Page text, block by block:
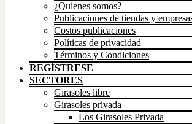
¿Quienes somos?
Publicaciones de tiendas y
Costos publicaciones
Políticas de privacidad
Términos y Condiciones
REGÍSTRESE
SECTORES
Girasoles libre
Girasoles privada
Los Girasoles Privada